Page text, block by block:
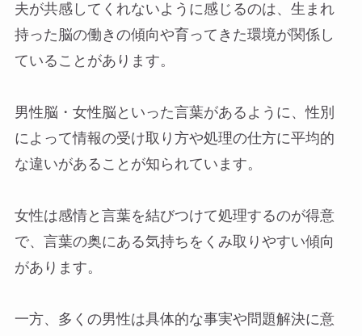
夫が共感してくれないように感じるのは、生まれ
持った脳の働きの傾向や育ってきた環境が関係し
ていることがあります。
男性脳・女性脳といった言葉があるように、性別
によって情報の受け取り方や処理の仕方に平均的
な違いがあることが知られています。
女性は感情と言葉を結びつけて処理するのが得意
で、言葉の奥にある気持ちをくみ取りやすい傾向
があります。
一方、多くの男性は具体的な事実や問題解決に意